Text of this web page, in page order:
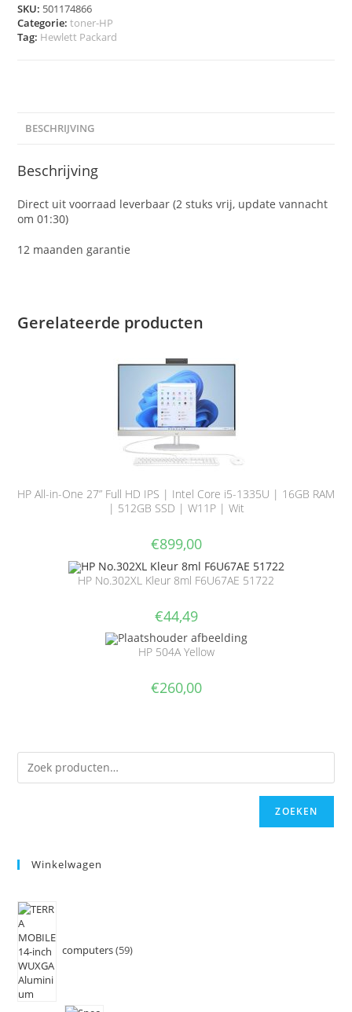
SKU: 501174866
Categorie:toner-HP
Tag: Hewlett Packard
BESCHRIJVING
Beschrijving
Direct uit voorraad leverbaar (2 stuks vrij, update vannacht
om 01:30)
12 maanden garantie
Gerelateerde producten
HP All-in-One 27” Full HD IPS | Intel Core i5-1335U | 16GB RAM
| 512GB SSD | W11P | Wit
€899,00
HP No.302XL Kleur 8ml F6U67AE 51722
€44,49
HP 504A Yellow
€260,00
ZOEKEN
Winkelwagen
computers 59